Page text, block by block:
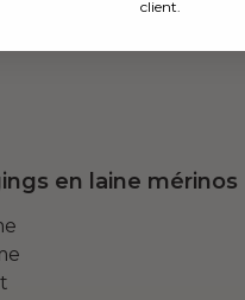
en laine mérinos
client.